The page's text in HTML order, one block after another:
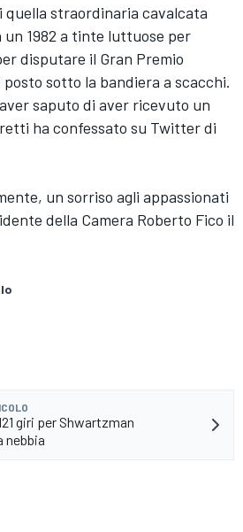
quella straordinaria cavalcata
1982 a tinte luttuose per
disputare il Gran Premio
sotto la bandiera a scacchi.
saputo di aver ricevuto un
ha confessato su Twitter di
un sorriso agli appassionati
della Camera Roberto Fico il
giri per Shwartzman
nebbia